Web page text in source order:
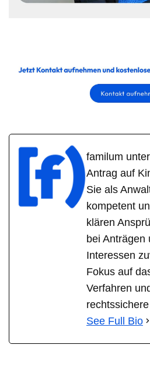
familum
Antrag auf
Sie als
kompetent
klären
bei Anträgen
Interessen
Fokus auf
Verfahren
See Full Bio